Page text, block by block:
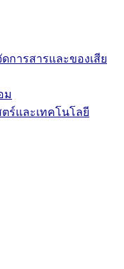
การสารและของเสีย
ม
ร์และเทคโนโลยี